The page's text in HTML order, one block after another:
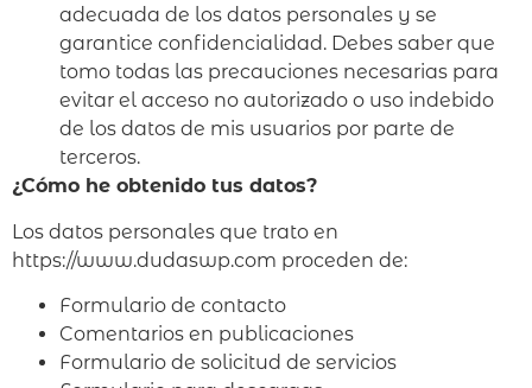
adecuada de los datos personales y se
garantice confidencialidad. Debes saber que
tomo todas las precauciones necesarias para
evitar el acceso no autorizado o uso indebido
de los datos de mis usuarios por parte de
terceros.
¿Cómo he obtenido tus datos?
Los datos personales que trato en
https://www.dudaswp.com proceden de:
Formulario de contacto
Comentarios en publicaciones
Formulario de solicitud de servicios